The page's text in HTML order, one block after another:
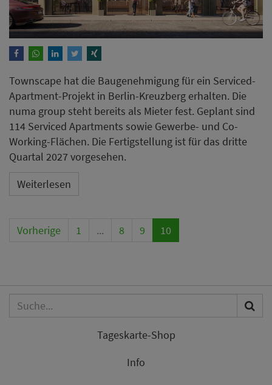
Townscape hat die Baugenehmigung für ein Serviced-
Apartment-Projekt in Berlin-Kreuzberg erhalten. Die
numa group steht bereits als Mieter fest. Geplant sind
114 Serviced Apartments sowie Gewerbe- und Co-
Working-Flächen. Die Fertigstellung ist für das dritte
Quartal 2027 vorgesehen.
Weiterlesen
Vorherige 1 ... 8 9 10
Tageskarte-Shop
Info